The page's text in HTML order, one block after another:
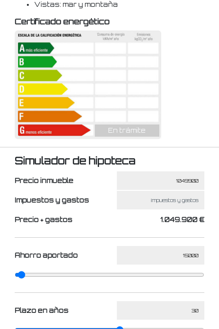
Vistas: mar y montaña
Certificado energético
En trámite
Simulador de hipoteca
Precio inmueble
Impuestos y gastos
Precio + gastos 1.049.900 €
Ahorro aportado
Plazo en años